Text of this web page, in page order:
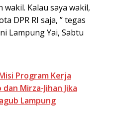
Kalau saya wakil,
DPR RI saja, ” tegas
Lampung Yai, Sabtu
Program Kerja
Mirza-Jihan Jika
Lampung